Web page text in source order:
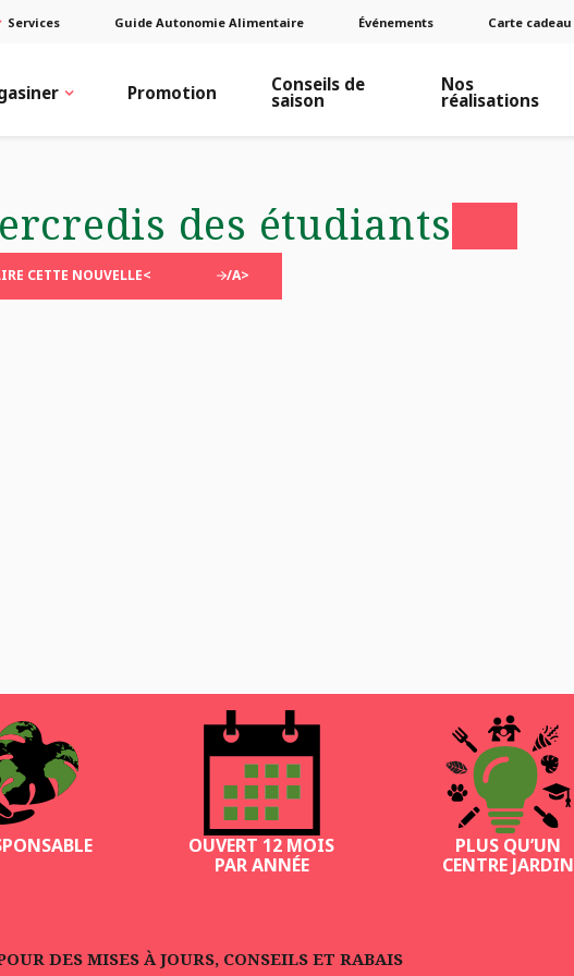
Services Guide Autonomie Alimentaire Événements Carte cadeau
Promotion Conseils de
saison
Nos
réalisations
des étudiants
CETTE NOUVELLE< /A>
OUVERT 12 MOIS
PAR ANNÉE
PLUS QU’UN
CENTRE JARDIN
DES MISES À JOURS, CONSEILS ET RABAIS